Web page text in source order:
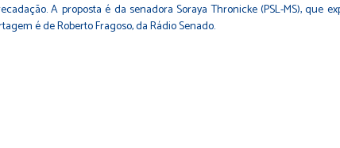
A proposta é da senadora Soraya Thronicke (PSL-MS),
é de Roberto Fragoso, da Rádio Senado.